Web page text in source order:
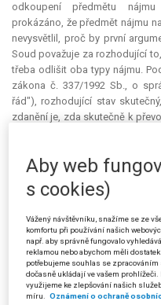
odkoupení předmětu
prokázáno, že předmět nájmu
nevysvětlil, proč by první
Soud považuje za rozhodující
třeba odlišit oba typy nájmu.
zákona č. 337/1992 Sb., o
řád"), rozhodující stav
zdanění je, zda skutečně k
způsobem dokazovat
povinnosti nájemce předmět
sjednání koupě po
může předmět nájmu
pronajímatel zkrachovat a
konkursní podstaty, přičemž
právo od každé dosud i
zcela běžné a soudu
Aby web
s cookies)
Vážený návštěvníku, snažíme se ze
komfortu při používání našich
např. aby správně fungovalo
reklamou nebo abychom měli
potřebujeme souhlas se zpracováním
dočasně ukládají ve vašem
využijeme ke zlepšování našich
míru.
Oznámení o ochraně